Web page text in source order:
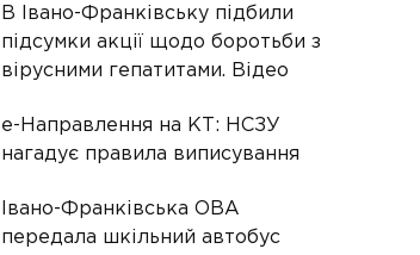
В Івано-Франківську підбили
підсумки акції щодо боротьби з
вірусними гепатитами. Відео
е-Направлення на КТ: НСЗУ
нагадує правила виписування
Івано-Франківська ОВА
передала шкільний автобус